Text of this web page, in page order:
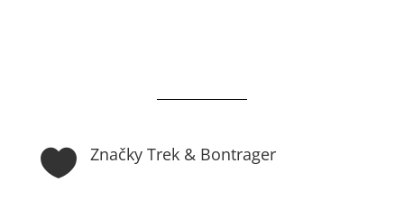
 Značky Trek & Bontrager